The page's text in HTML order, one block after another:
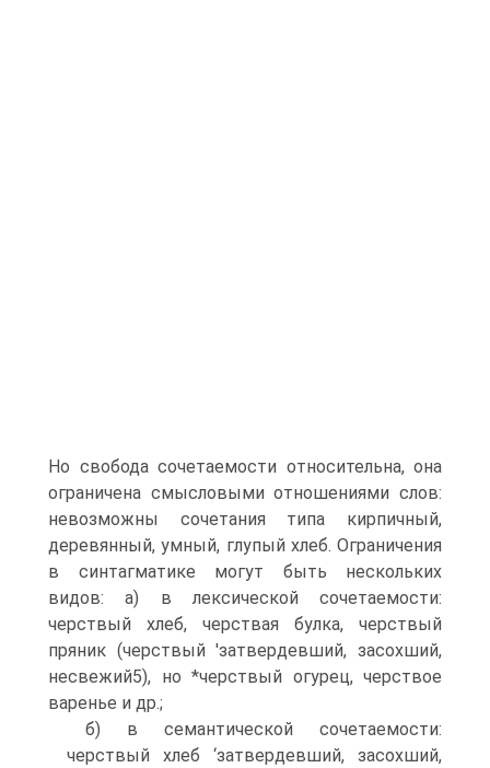
Но свобода сочетаемости относительна, она
ограничена смысловыми отношениями слов:
невозможны сочетания типа кирпичный,
деревянный, умный, глупый хлеб. Ограничения
в синтагматике могут быть нескольких
видов: а) в лексической сочетаемости:
черствый хлеб, черствая булка, черствый
пряник (черствый 'затвердевший, засохший,
несвежий5), но *черствый огурец, черствое
варенье и др.;
б) в семантической сочетаемости:
черствый хлеб ‘затвердевший, засохший,